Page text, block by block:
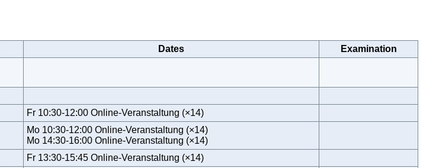
Dates
Examination
Fr 10:30-12:00 Online-Veranstaltung (×14)
Mo 10:30-12:00 Online-Veranstaltung (×14)
Mo 14:30-16:00 Online-Veranstaltung (×14)
Fr 13:30-15:45 Online-Veranstaltung (×14)